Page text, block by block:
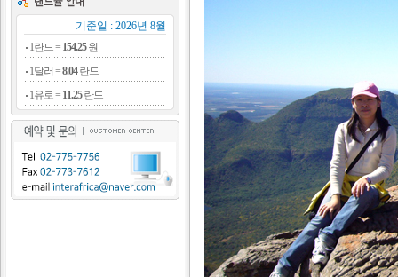
기준일 : 2026년 8월
1란드 = 154.25원
1달러 =8.04란드
1유로 = 11.25란드